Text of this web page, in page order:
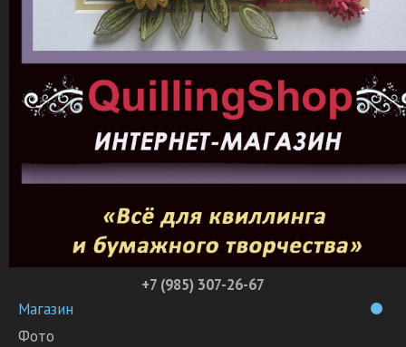
+7 (985) 307-26-67
Магазин
Фото